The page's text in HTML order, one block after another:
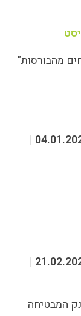
מהבורסות"
המבטיחה